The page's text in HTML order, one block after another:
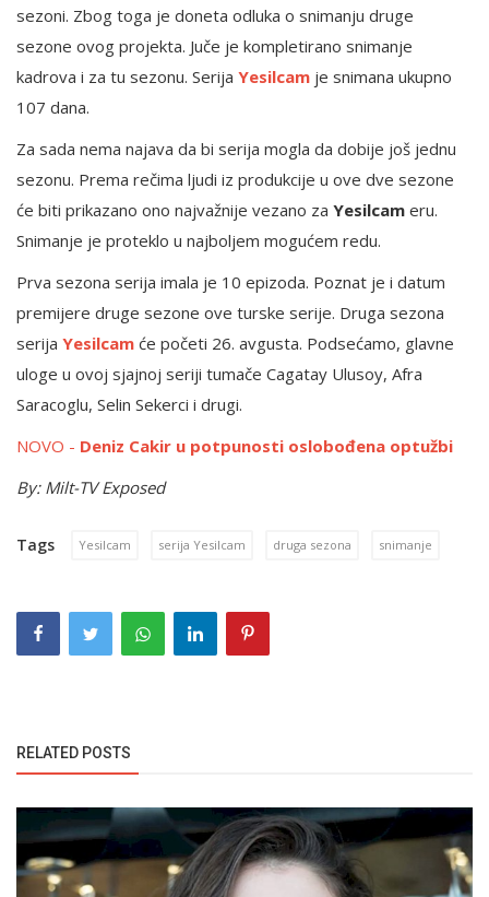
sezoni. Zbog toga je doneta odluka o snimanju druge
sezone ovog projekta. Juče je kompletirano snimanje
kadrova i za tu sezonu. Serija Yesilcam je snimana ukupno
107 dana.
Za sada nema najava da bi serija mogla da dobije još jednu
sezonu. Prema rečima ljudi iz produkcije u ove dve sezone
će biti prikazano ono najvažnije vezano za Yesilcam eru.
Snimanje je proteklo u najboljem mogućem redu.
Prva sezona serija imala je 10 epizoda. Poznat je i datum
premijere druge sezone ove turske serije. Druga sezona
serija Yesilcam će početi 26. avgusta. Podsećamo, glavne
uloge u ovoj sjajnoj seriji tumače Cagatay Ulusoy, Afra
Saracoglu, Selin Sekerci i drugi.
NOVO - Deniz Cakir u potpunosti oslobođena optužbi
By: Milt-TV Exposed
Tags Yesilcam serija Yesilcam druga sezona snimanje
RELATED POSTS